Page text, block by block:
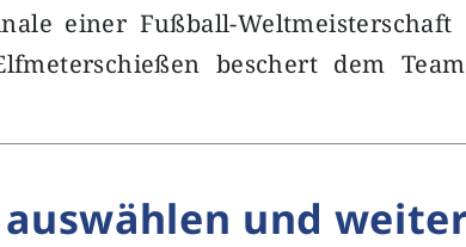
einer Fußball-Weltmeisterschaft
beschert dem
und